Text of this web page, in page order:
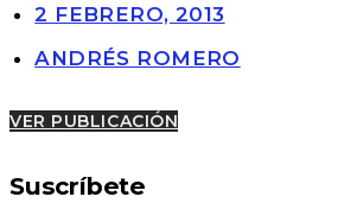
2 FEBRERO, 2013
ANDRÉS ROMERO
VER PUBLICACIÓN
Suscríbete